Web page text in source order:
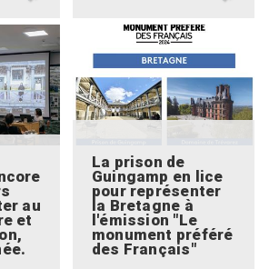
au
et
La prison de
Guingamp en lice
pour représenter
la Bretagne à
l'émission "Le
monument préféré
des Français"